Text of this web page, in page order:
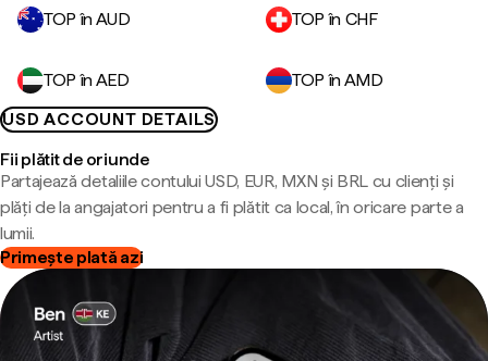
TOP în AUD TOP în CHF
TOP în AED
TOP în AMD
USD ACCOUNT DETAILS
Fii plătit de oriunde
Partajează detaliile contului USD, EUR, MXN și BRL cu clienți și
plăți de la angajatori pentru a fi plătit ca local, în oricare parte a
lumii.
Primește plată azi